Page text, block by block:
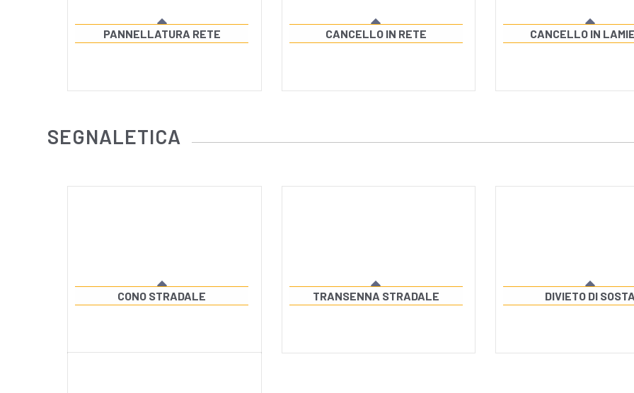
PANNELLATURA RETE CANCELLO IN RETE CANCELLO IN
SEGNALETICA
CONO STRADALE TRANSENNA STRADALE DIVIETO DI